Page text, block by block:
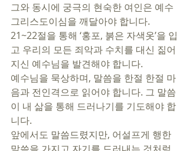
그와 동시에 궁극의 현숙한 여인은 예수
그리스도이심을 깨달아야 합니다.
21~22절을 통해 ‘홍포, 붉은 자색옷’을 입
고 우리의 모든 죄악과 수치를 대신 짊어
지신 예수님을 발견해야 합니다.
예수님을 묵상하며, 말씀을 한절 한절 마
음과 전인격으로 읽어야 합니다. 그 말씀
이 내 삶을 통해 드러나기를 기도해야 합
니다.
앞에서도 말씀드렸지만, 어설프게 행한